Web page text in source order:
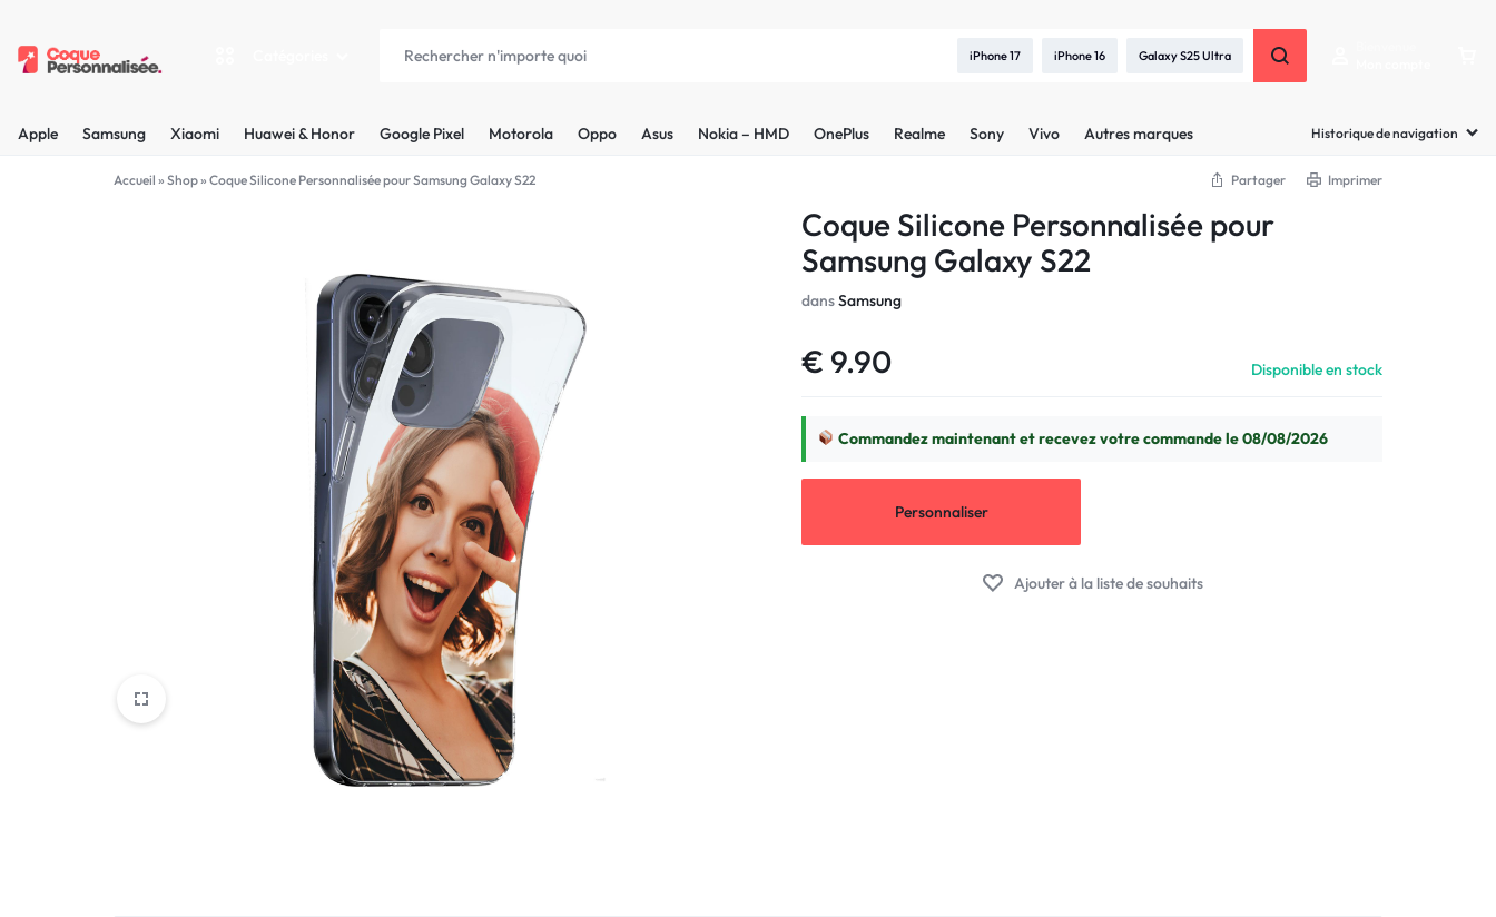
PLUS
BELLES
Huawei & Honor
Google Pixel
Nokia – HMD
iPhone 17 iPhone 16 Galaxy S25 Ultra
Apple Samsung Xiaomi Huawei & Honor Google Pixel Motorola Oppo Asus Nokia – HMD OnePlus Realme Sony Vivo Autres marques Historique de navigation
Accueil » Shop» Coque Silicone Personnalisée pour Samsung Galaxy S22 Partager Imprimer
Coque Silicone Personnalisée pour
Samsung Galaxy S22
dansSamsung
€ 9.90 Disponible en stock
Commandez maintenant et recevez votre commande le 08/08/2026
Personnaliser